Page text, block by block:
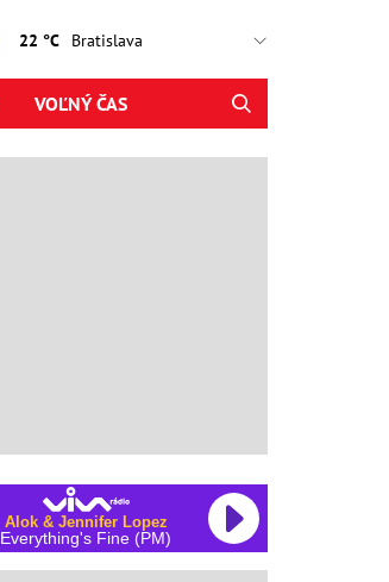
22 °C
VOĽNÝ ČAS
Alok & Jennifer Lopez
Everything's Fine (PM)